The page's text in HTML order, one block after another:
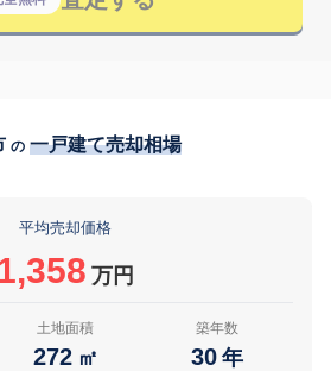
の 一戸建て売却相場
平均売却価格
1,358 万円
土地面積
272 ㎡
築年数
30 年